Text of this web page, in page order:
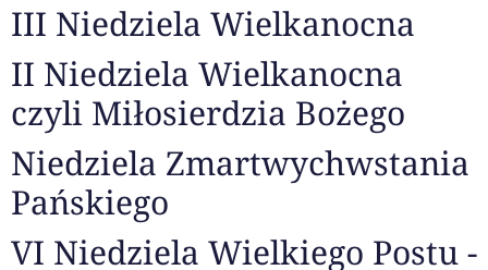
III Niedziela Wielkanocna
II Niedziela Wielkanocna
czyli Miłosierdzia Bożego
Niedziela Zmartwychwstania
Pańskiego
VI Niedziela Wielkiego Postu -